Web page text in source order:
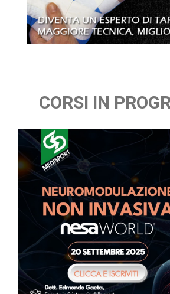
CORSI IN